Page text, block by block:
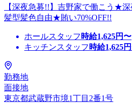
【深夜急募!!】吉野家で働こう★
髪型髪色自由★賄い70%OFF!!
ホールスタッフ 時給1,625円〜
キッチンスタッフ 時給1,625
勤務地
面接地
東京都武蔵野市境1丁目2番1号